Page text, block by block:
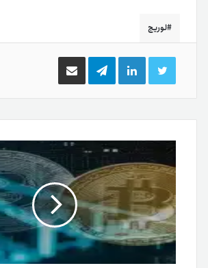
لوریج
توییتر لینکدینتلگرام اشتراک
گذاری
ایمیل